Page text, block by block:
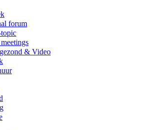
forum
& Video